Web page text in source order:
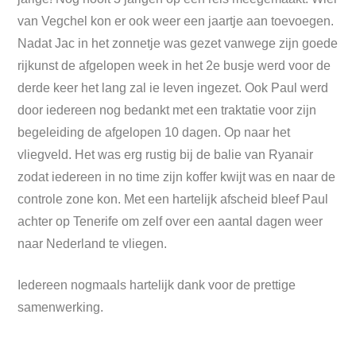
van Vegchel kon er ook weer een jaartje aan toevoegen.
Nadat Jac in het zonnetje was gezet vanwege zijn goede
rijkunst de afgelopen week in het 2e busje werd voor de
derde keer het lang zal ie leven ingezet. Ook Paul werd
door iedereen nog bedankt met een traktatie voor zijn
begeleiding de afgelopen 10 dagen. Op naar het
vliegveld. Het was erg rustig bij de balie van Ryanair
zodat iedereen in no time zijn koffer kwijt was en naar de
controle zone kon. Met een hartelijk afscheid bleef Paul
achter op Tenerife om zelf over een aantal dagen weer
naar Nederland te vliegen.
Iedereen nogmaals hartelijk dank voor de prettige
samenwerking.